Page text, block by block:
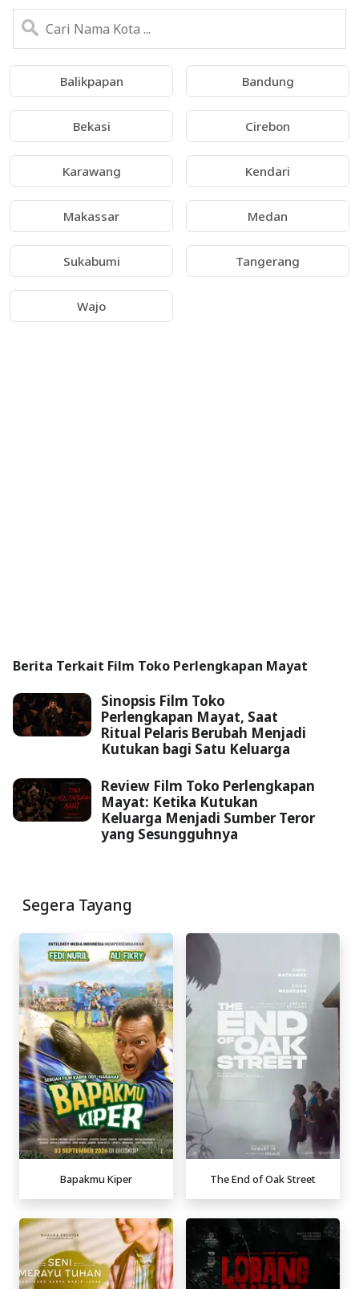
Balikpapan Bandung
Bekasi Cirebon
Karawang Kendari
Makassar Medan
Sukabumi Tangerang
Wajo
Berita Terkait Film Toko Perlengkapan Mayat
Sinopsis Film Toko
Perlengkapan Mayat, Saat
Ritual Pelaris Berubah Menjadi
Kutukan bagi Satu Keluarga
Review Film Toko Perlengkapan
Mayat: Ketika Kutukan
Keluarga Menjadi Sumber Teror
yang Sesungguhnya
Segera Tayang
Bapakmu Kiper The End of Oak Street